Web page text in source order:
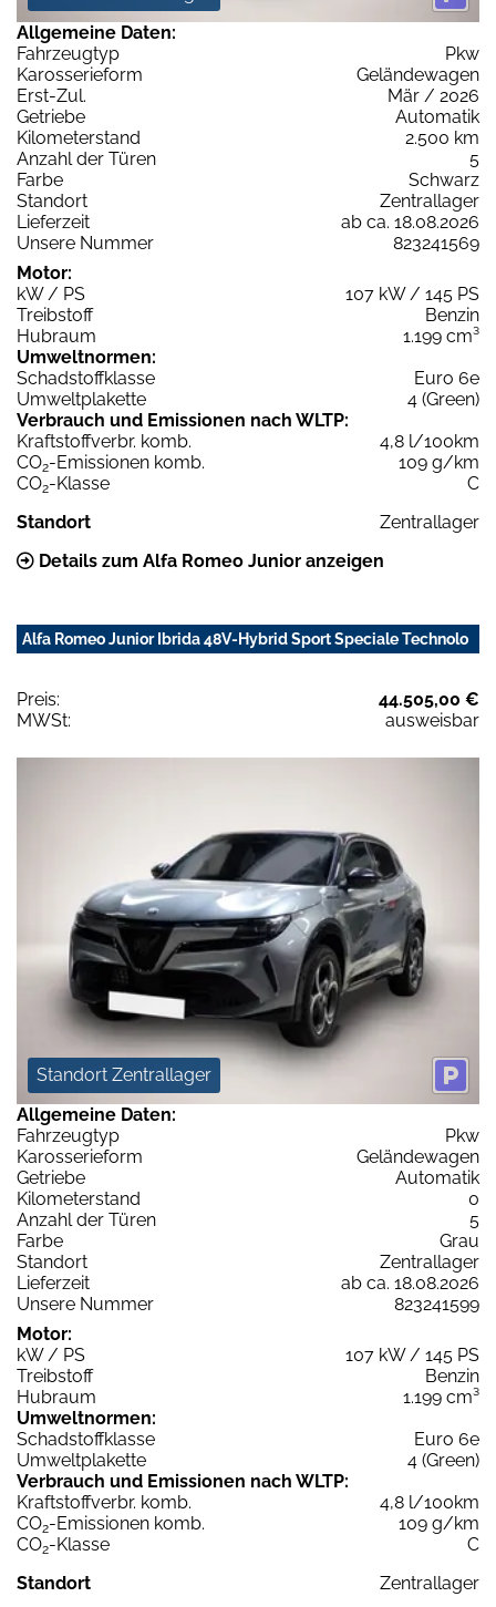
Allgemeine Daten:
Fahrzeugtyp
Pkw
Karosserieform
Geländewagen
Erst-Zul.
Mär / 2026
Getriebe
Automatik
Kilometerstand
2.500 km
Anzahl der Türen
5
Farbe
Schwarz
Standort
Zentrallager
Lieferzeit
ab ca. 18.08.2026
Unsere Nummer
823241569
Motor:
kW / PS
107 kW / 145 PS
Treibstoff
Benzin
Hubraum
1.199 cm³
Umweltnormen:
Schadstoffklasse
Euro 6e
Umweltplakette
4 (Green)
Verbrauch und Emissionen nach WLTP:
Kraftstoffverbr. komb.
4,8 l/100km
CO2-Emissionen komb.
109 g/km
CO2-Klasse
C
Standort
Zentrallager
Details zum Alfa Romeo Junior anzeigen
Alfa Romeo Junior Ibrida 48V-Hybrid Sport Speciale Technolo
Preis:
44.505,00 €
MWSt:
ausweisbar
Standort Zentrallager
Allgemeine Daten:
Fahrzeugtyp
Pkw
Karosserieform
Geländewagen
Getriebe
Automatik
Kilometerstand
0
Anzahl der Türen
5
Farbe
Grau
Standort
Zentrallager
Lieferzeit
ab ca. 18.08.2026
Unsere Nummer
823241599
Motor:
kW / PS
107 kW / 145 PS
Treibstoff
Benzin
Hubraum
1.199 cm³
Umweltnormen:
Schadstoffklasse
Euro 6e
Umweltplakette
4 (Green)
Verbrauch und Emissionen nach WLTP:
Kraftstoffverbr. komb.
4,8 l/100km
CO2-Emissionen komb.
109 g/km
CO2-Klasse
C
Standort
Zentrallager